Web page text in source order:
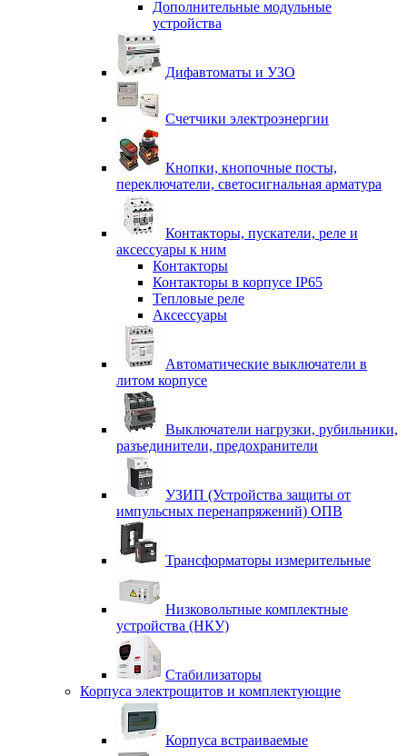
Дополнительные модульные
устройства
Дифавтоматы и УЗО
Счетчики электроэнергии
Кнопки, кнопочные посты,
переключатели, светосигнальная арматура
Контакторы, пускатели, реле и
аксессуары к ним
Контакторы
Контакторы в корпусе IP65
Тепловые реле
Аксессуары
Автоматические выключатели в
литом корпусе
Выключатели нагрузки, рубильники,
разъединители, предохранители
УЗИП (Устройства защиты от
импульсных перенапряжений) ОПВ
Трансформаторы измерительные
Низковольтные комплектные
устройства (НКУ)
Стабилизаторы
Корпуса электрощитов и комплектующие
Корпуса встраиваемые